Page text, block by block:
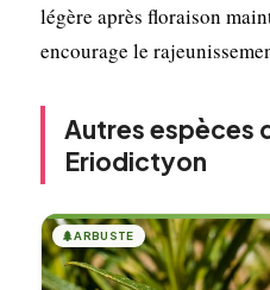
légère après floraison
encourage le
Autres espèces
Eriodictyon
🌲ARBUSTE